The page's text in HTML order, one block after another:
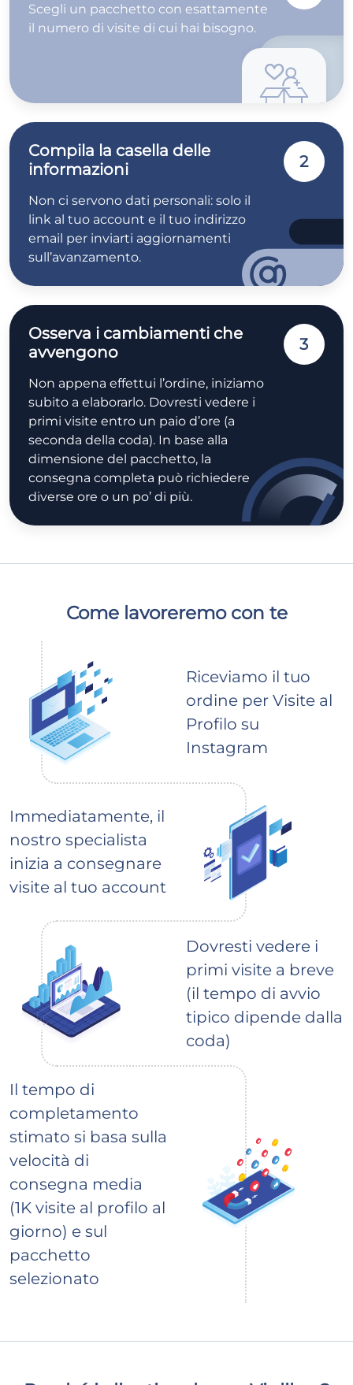
Scegli un pacchetto con esattamente
il numero di visite di cui hai bisogno.
Compila la casella delle
informazioni
Non ci servono dati personali: solo il
link al tuo account e il tuo indirizzo
email per inviarti aggiornamenti
sull’avanzamento.
2
Osserva i cambiamenti che
avvengono
Non appena effettui l’ordine, iniziamo
subito a elaborarlo. Dovresti vedere i
primi visite entro un paio d’ore (a
seconda della coda). In base alla
dimensione del pacchetto, la
consegna completa può richiedere
diverse ore o un po’ di più.
3
Come lavoreremo con te
Riceviamo il tuo
ordine per Visite al
Profilo su
Instagram
Immediatamente, il
nostro specialista
inizia a consegnare
visite al tuo account
Dovresti vedere i
primi visite a breve
(il tempo di avvio
tipico dipende dalla
coda)
Il tempo di
completamento
stimato si basa sulla
velocità di
consegna media
(1K visite al profilo al
giorno) e sul
pacchetto
selezionato